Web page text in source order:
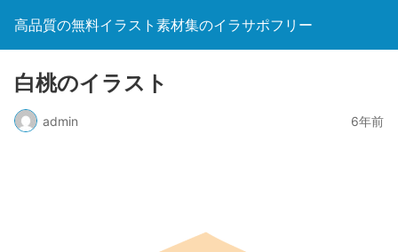
高品質の無料イラスト素材集のイラサポフリー
白桃のイラスト
admin 6年前